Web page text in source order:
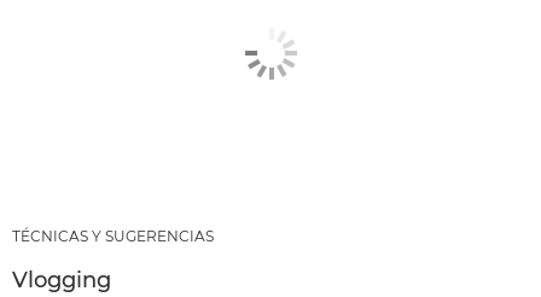
TÉCNICAS Y SUGERENCIAS
Vlogging